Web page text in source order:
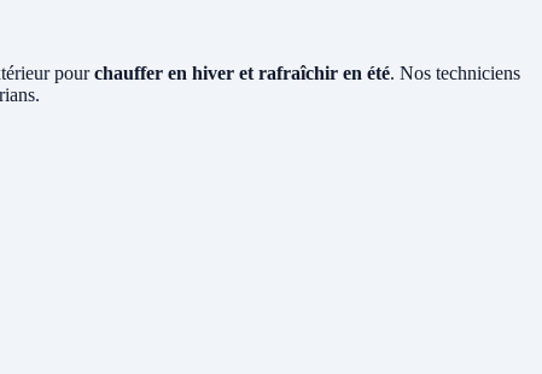
pourchauffer en hiver et rafraîchir en été. Nos techniciens